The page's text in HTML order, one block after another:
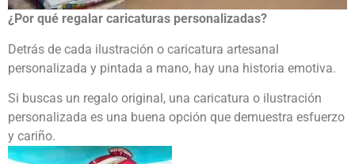
¿Por qué regalar caricaturas personalizadas?
Detrás de cada ilustración o caricatura artesanal
personalizada y pintada a mano, hay una historia emotiva.
Si buscas un regalo original, una caricatura o ilustración
personalizada es una buena opción que demuestra esfuerzo
y cariño.